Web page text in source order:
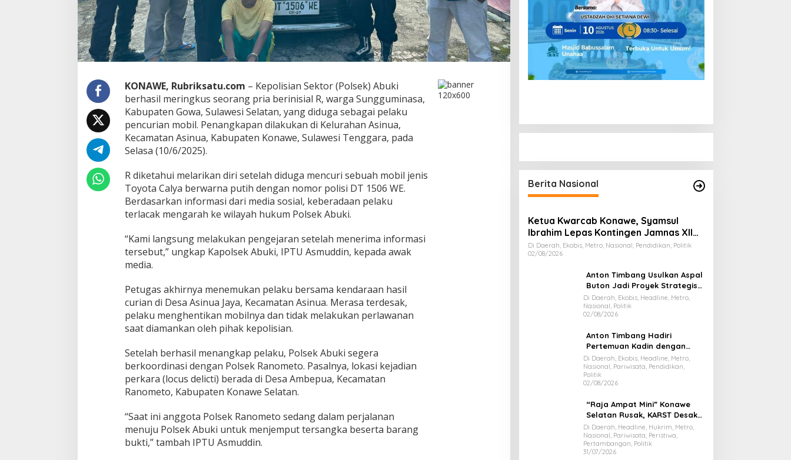
P
e
l
a
k
s
a
l
o
w
a
u
l
s
e
l
KONAWE, Rubriksatu.com – Kepolisian Sektor (Polsek) Abuki
berhasil meringkus seorang pria berinisial R, warga Sungguminasa,
Kabupaten Gowa, Sulawesi Selatan, yang diduga sebagai pelaku
pencurian mobil. Penangkapan dilakukan di Kelurahan Asinua,
Kecamatan Asinua, Kabupaten Konawe, Sulawesi Tenggara, pada
Selasa (10/6/2025).
R diketahui melarikan diri setelah diduga mencuri sebuah mobil jenis
Toyota Calya berwarna putih dengan nomor polisi DT 1506 WE.
Berdasarkan informasi dari media sosial, keberadaan pelaku
terlacak mengarah ke wilayah hukum Polsek Abuki.
“Kami langsung melakukan pengejaran setelah menerima informasi
tersebut,” ungkap Kapolsek Abuki, IPTU Asmuddin, kepada awak
media.
Petugas akhirnya menemukan pelaku bersama kendaraan hasil
curian di Desa Asinua Jaya, Kecamatan Asinua. Merasa terdesak,
pelaku menghentikan mobilnya dan tidak melakukan perlawanan
saat diamankan oleh pihak kepolisian.
Setelah berhasil menangkap pelaku, Polsek Abuki segera
berkoordinasi dengan Polsek Ranometo. Pasalnya, lokasi kejadian
perkara (locus delicti) berada di Desa Ambepua, Kecamatan
Ranometo, Kabupaten Konawe Selatan.
“Saat ini anggota Polsek Ranometo sedang dalam perjalanan
menuju Polsek Abuki untuk menjemput tersangka beserta barang
bukti,” tambah IPTU Asmuddin.
Berita Nasional
Ketua Kwarcab Konawe, Syamsul
Ibrahim Lepas Kontingen Jamnas XII
2026
Di Daerah, Ekobis, Metro, Nasional, Pendidikan, Politik
02/08/2026
Anton Timbang Usulkan Aspal
Buton Jadi Proyek Strategis
Nasional
Di Daerah, Ekobis, Headline, Metro,
Nasional, Politik
02/08/2026
Anton Timbang Hadiri
Pertemuan Kadin dengan
Presiden Prabowo, Bawa Misi
Majukan Ekonomi Sultra
Di Daerah, Ekobis, Headline, Metro,
Nasional, Pariwisata, Pendidikan,
Politik
02/08/2026
“Raja Ampat Mini” Konawe
Selatan Rusak, KARST Desak
Gubernur Evaluasi Total
Dispar Sultra
Di Daerah, Headline, Hukrim, Metro,
Nasional, Pariwisata, Peristiwa,
Pertambangan, Politik
31/07/2026